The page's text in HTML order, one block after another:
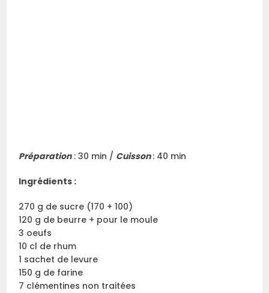
Préparation : 30 min / Cuisson: 40 min
Ingrédients :
270 g de sucre (170 + 100)
120 g de beurre + pour le moule
3 oeufs
10 cl de rhum
1 sachet de levure
150 g de farine
7 clémentines non traitées